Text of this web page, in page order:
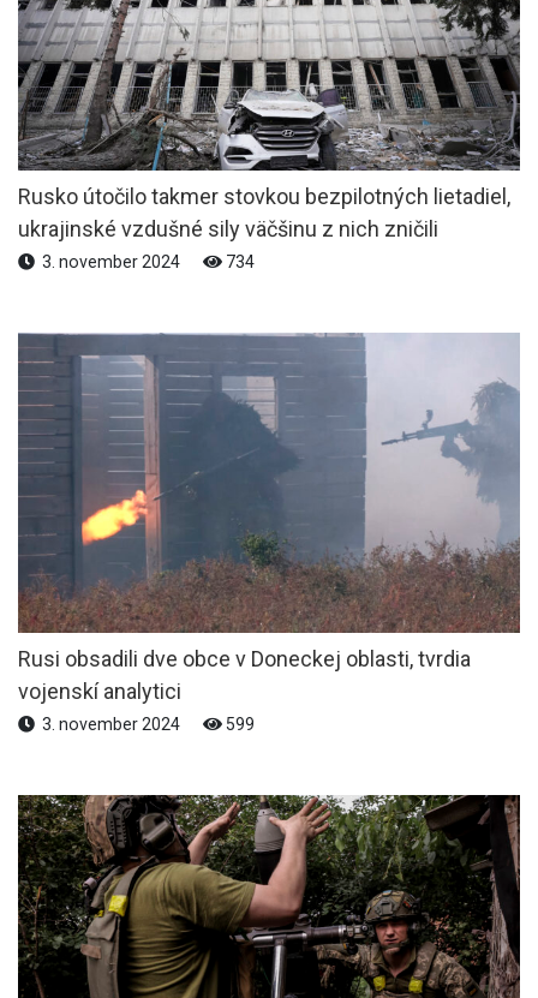
Rusko útočilo takmer stovkou bezpilotných lietadiel,
ukrajinské vzdušné sily väčšinu z nich zničili
3. november 2024 734
Rusi obsadili dve obce v Doneckej oblasti, tvrdia
vojenskí analytici
3. november 2024 599